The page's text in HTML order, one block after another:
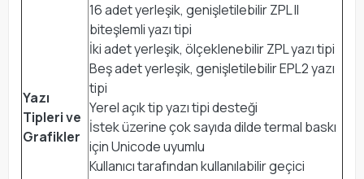
Yazı
Tipleri ve
Grafikler
16 adet yerleşik, genişletilebilir ZPL II
biteşlemli yazı tipi
İki adet yerleşik, ölçeklenebilir ZPL yazı tipi
Beş adet yerleşik, genişletilebilir EPL2 yazı
tipi
Yerel açık tip yazı tipi desteği
İstek üzerine çok sayıda dilde termal baskı
için Unicode uyumlu
Kullanıcı tarafından kullanılabilir geçici